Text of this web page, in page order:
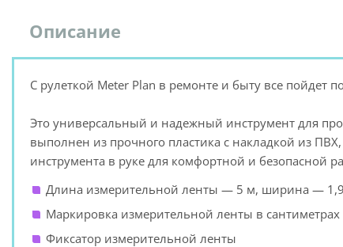
Описание
С рулеткой Meter Plan в ремонте и быту все пойдет
Это универсальный и надежный инструмент для
выполнен из прочного пластика с накладкой из
инструмента в руке для комфортной и безопасной
Длина измерительной ленты — 5 м, ширина —
Маркировка измерительной ленты в сантиметрах
Фиксатор измерительной ленты